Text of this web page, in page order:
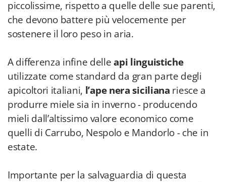
piccolissime, rispetto a quelle delle sue parenti,
che devono battere più velocemente per
sostenere il loro peso in aria.
A differenza infine delleapi linguistiche
utilizzate come standard da gran parte degli
apicoltori italiani, l’ape nera siciliana riesce a
produrre miele sia in inverno - producendo
mieli dall’altissimo valore economico come
quelli di Carrubo, Nespolo e Mandorlo - che in
estate.
Importante per la salvaguardia di questa